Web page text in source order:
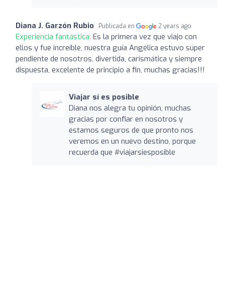
Diana J. Garzón Rubio Publicada en 2 years ago
Experiencia fantástica: Es la primera vez que viajo con
ellos y fue increíble, nuestra guía Angélica estuvo súper
pendiente de nosotros, divertida, carismática y siempre
dispuesta, excelente de principio a fin, muchas gracias!!!
Viajar sí es posible
Diana nos alegra tu opinión, muchas
gracias por confiar en nosotros y
estamos seguros de que pronto nos
veremos en un nuevo destino, porque
recuerda que #viajarsiesposible